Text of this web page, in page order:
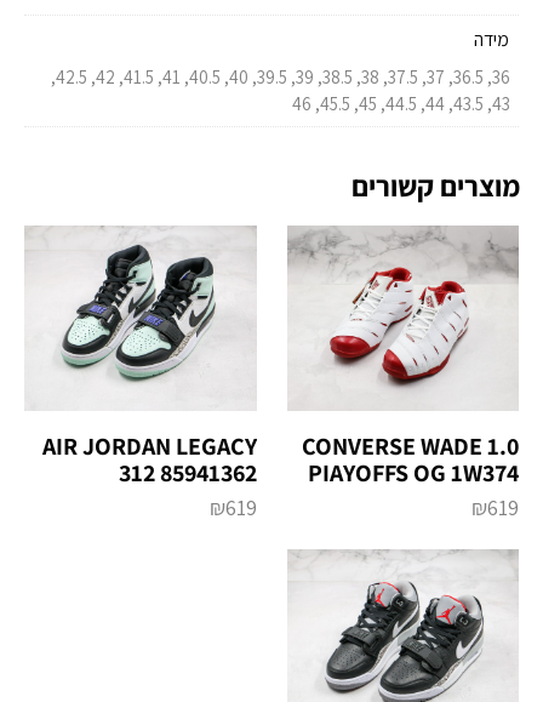
מידה
36, 36.5, 37, 37.5, 38, 38.5, 39, 39.5, 40, 40.5, 41, 41.5, 42, 42.5,
43, 43.5, 44, 44.5, 45, 45.5, 46
מוצרים קשורים
CONVERSE WADE 1.0
PIAYOFFS OG 1W374
₪619
AIR JORDAN LEGACY
312 85941362
₪619